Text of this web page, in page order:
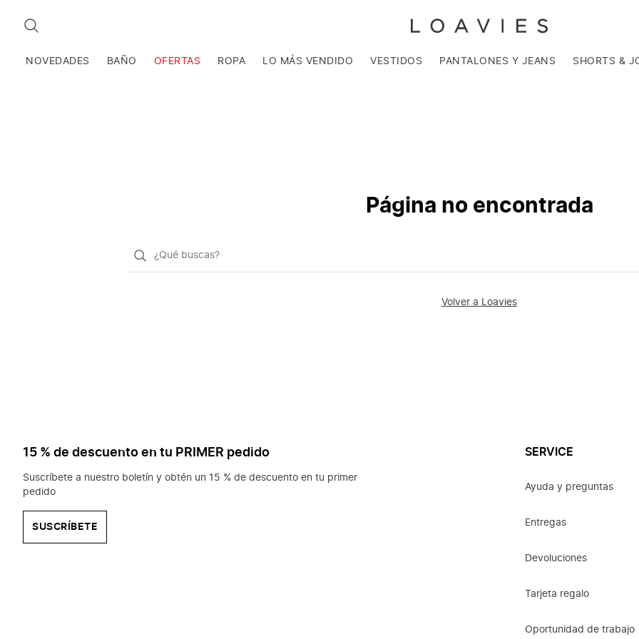
BUSCAR
NOVEDADES BAÑO OFERTAS ROPA LO MÁS VENDIDO VESTIDOS PANTALONES Y JEANS SHORTS &
Página no encontrada
¿Qué
Volver a Loavies
15 % de descuento en tu PRIMER pedido
Suscríbete a nuestro boletín y obtén un 15 % de descuento en tu primer
pedido
SUSCRÍBETE
SERVICE
Ayuda y preguntas
Entregas
Devoluciones
Tarjeta regalo
Oportunidad de trabajo